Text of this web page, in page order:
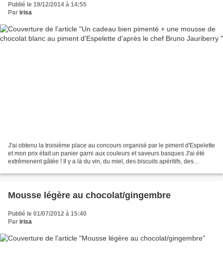
Publié le 19/12/2014 à 14:55
Par irisa
J'ai obtenu la troisième place au concours organisé par le piment d'Espelette
et mon prix était un panier garni aux couleurs et saveurs basques J'ai été
extrêmenent gâtée ! Il y a là du vin, du miel, des biscuits apéritifs, des
Mousse légère au chocolat/gingembre
Publié le 01/07/2012 à 15:40
Par irisa